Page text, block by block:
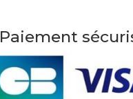
Paiement